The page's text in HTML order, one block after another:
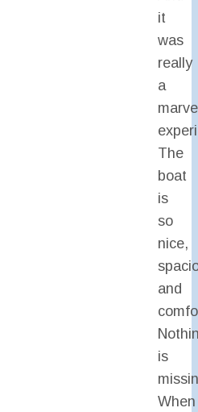
it
was
really
a
The
boat
is
so
nice,
and
is
When